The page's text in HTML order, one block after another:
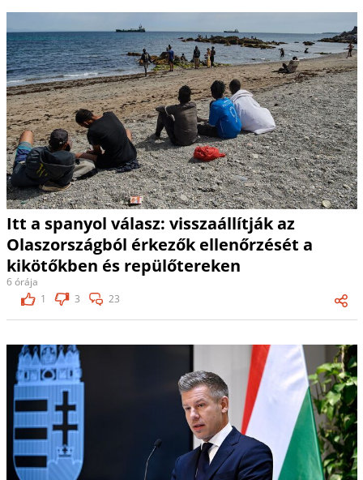
Itt a spanyol válasz: visszaállítják az
Olaszországból érkezők ellenőrzését a
kikötőkben és repülőtereken
6 órája
1
3 23